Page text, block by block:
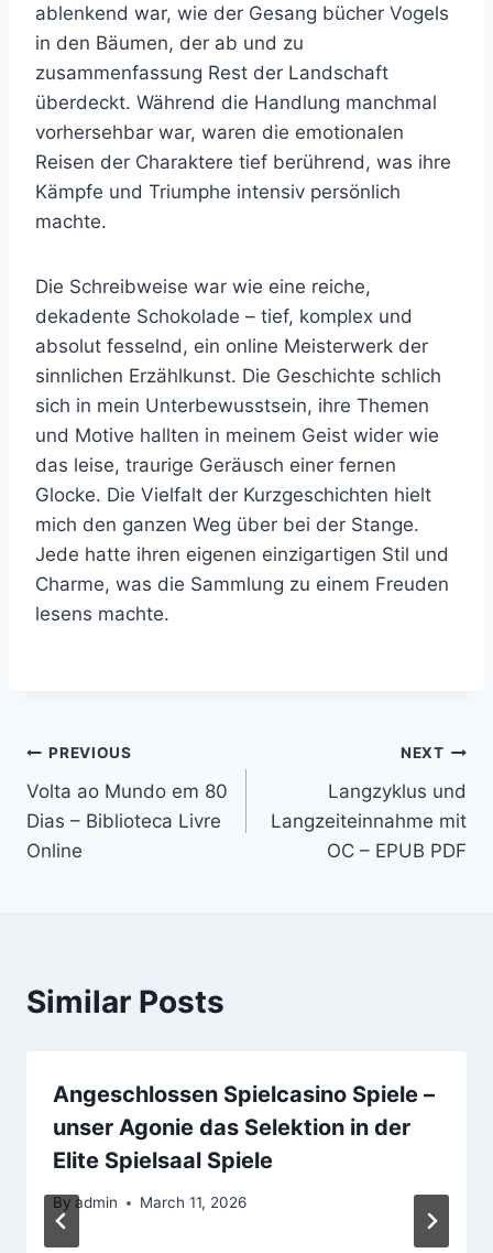
ablenkend war, wie der Gesang bücher Vogels
in den Bäumen, der ab und zu
zusammenfassung Rest der Landschaft
überdeckt. Während die Handlung manchmal
vorhersehbar war, waren die emotionalen
Reisen der Charaktere tief berührend, was ihre
Kämpfe und Triumphe intensiv persönlich
machte.
Die Schreibweise war wie eine reiche,
dekadente Schokolade – tief, komplex und
absolut fesselnd, ein online Meisterwerk der
sinnlichen Erzählkunst. Die Geschichte schlich
sich in mein Unterbewusstsein, ihre Themen
und Motive hallten in meinem Geist wider wie
das leise, traurige Geräusch einer fernen
Glocke. Die Vielfalt der Kurzgeschichten hielt
mich den ganzen Weg über bei der Stange.
Jede hatte ihren eigenen einzigartigen Stil und
Charme, was die Sammlung zu einem Freuden
lesens machte.
PREVIOUS
Volta ao Mundo em 80
Dias – Biblioteca Livre
Online
NEXT
Langzyklus und
Langzeiteinnahme mit
OC – EPUB PDF
Similar Posts
Angeschlossen Spielcasino Spiele –
unser Agonie das Selektion in der
Elite Spielsaal Spiele
By admin March 11, 2026